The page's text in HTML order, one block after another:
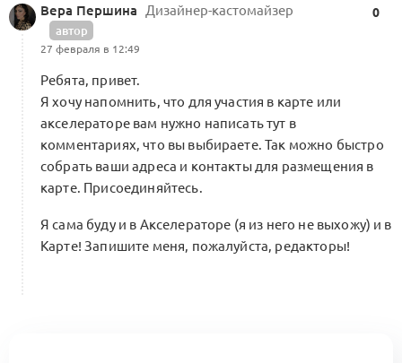
Вера Першина Дизайнер-кастомайзер
автор
27 февраля в 12:49
0
Ребята, привет.
Я хочу напомнить, что для участия в карте или
акселераторе вам нужно написать тут в
комментариях, что вы выбираете. Так можно быстро
собрать ваши адреса и контакты для размещения в
карте. Присоединяйтесь.
Я сама буду и в Акселераторе (я из него не выхожу) и в
Карте! Запишите меня, пожалуйста, редакторы!